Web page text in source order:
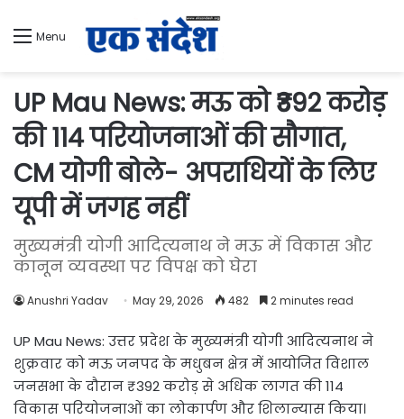
Menu
UP Mau News: मऊ को ₹392 करोड़
की 114 परियोजनाओं की सौगात,
CM योगी बोले- अपराधियों के लिए
यूपी में जगह नहीं
मुख्यमंत्री योगी आदित्यनाथ ने मऊ में विकास और
कानून व्यवस्था पर विपक्ष को घेरा
Anushri Yadav May 29, 2026 482 2 minutes read
UP Mau News: उत्तर प्रदेश के मुख्यमंत्री योगी आदित्यनाथ ने
शुक्रवार को मऊ जनपद के मधुबन क्षेत्र में आयोजित विशाल
जनसभा के दौरान ₹392 करोड़ से अधिक लागत की 114
विकास परियोजनाओं का लोकार्पण और शिलान्यास किया।